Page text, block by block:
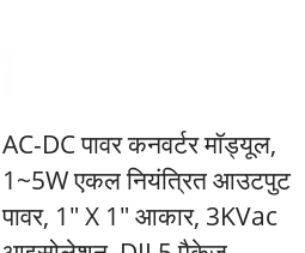
AC-DC पावर कनवर्टर मॉड्यूल,
1~5W एकल नियंत्रित आउटपुट
पावर, 1" X 1" आकार, 3KVac